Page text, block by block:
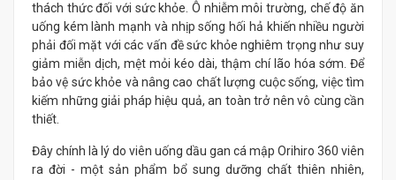
thách thức đối với sức khỏe. Ô nhiễm môi trường, chế độ ăn
uống kém lành mạnh và nhịp sống hối hả khiến nhiều người
phải đối mặt với các vấn đề sức khỏe nghiêm trọng như suy
giảm miễn dịch, mệt mỏi kéo dài, thậm chí lão hóa sớm. Để
bảo vệ sức khỏe và nâng cao chất lượng cuộc sống, việc tìm
kiếm những giải pháp hiệu quả, an toàn trở nên vô cùng cần
thiết.
Đây chính là lý do viên uống dầu gan cá mập Orihiro 360 viên
ra đời - một sản phẩm bổ sung dưỡng chất thiên nhiên,